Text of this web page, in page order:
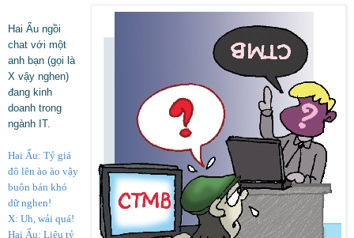
Hai Ẩu ngồi
chat với một
anh bạn (gọi là
X vậy nghen)
đang kinh
doanh trong
ngành IT.
Hai Ẩu: Tỷ giá
đô lên ào ào vậy
buôn bán khó
dữ nghen!
X: Uh, wải quá!
Hai Ẩu: Liệu tỷ